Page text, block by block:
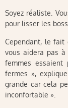
Soyez réaliste.
pour lisser les
Cependant, le fait
vous aidera pas
femmes
fermes »,
grande car cela
inconfortable ».